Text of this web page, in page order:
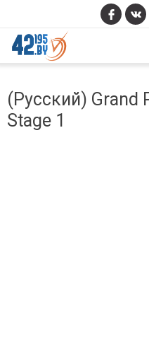
MAIN
CONTENT
14,
2017
(Русский) Grand
Stage 1